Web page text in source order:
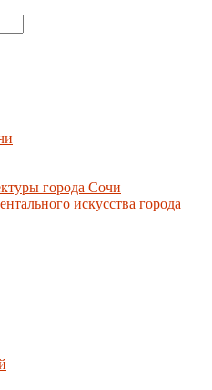
города Сочи
искусства города